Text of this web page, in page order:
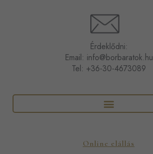
Érdeklődni:
Email: info@borbaratok.hu
Tel: +36-30-4673089
Online elállás